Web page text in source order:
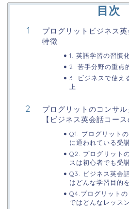
目次
プログリットビジネス
特徴
1. 英語学習の習慣
2. 苦手分野の重点
3. ビジネスで使え
上
プログリットのコンサ
【ビジネス英会話コース
Q1. プログリット
に通われている受
Q2. プログリット
スは初心者でも受
Q3. ビジネス英会
はどんな学習目的
Q4.プログリット
ではどんなレッス